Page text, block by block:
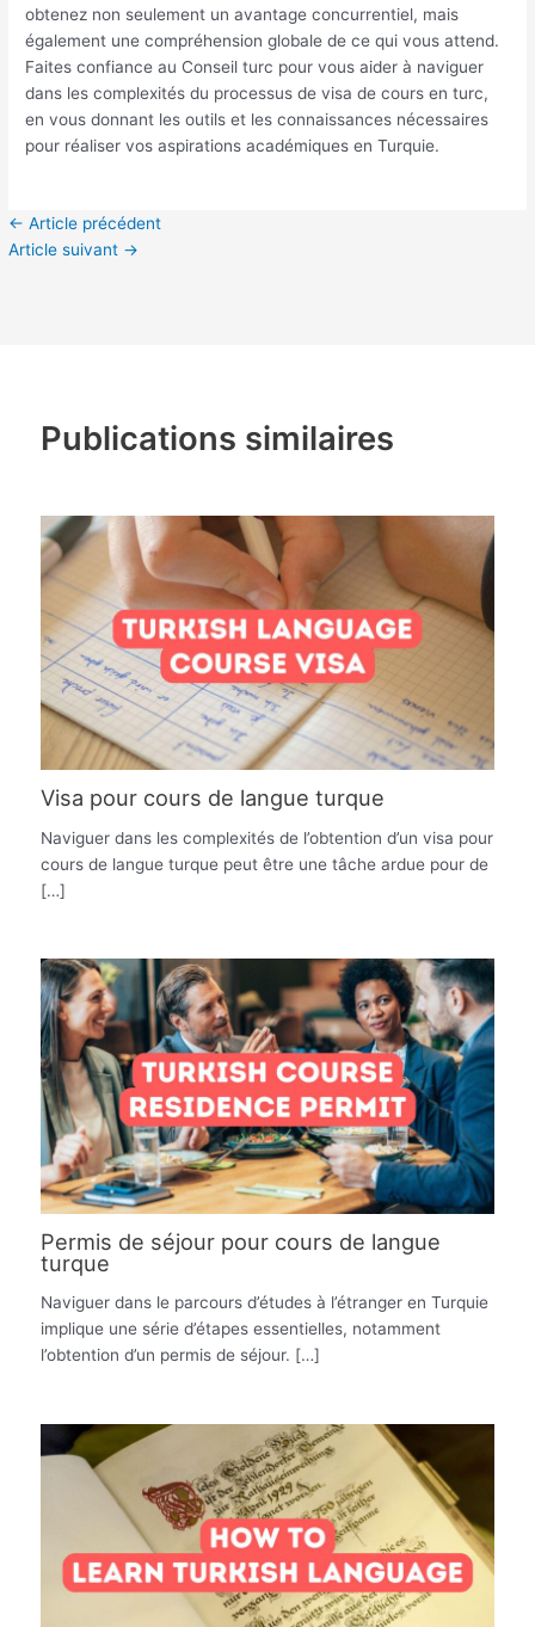
obtenez non seulement un avantage concurrentiel, mais
également une compréhension globale de ce qui vous attend.
Faites confiance au Conseil turc pour vous aider à naviguer
dans les complexités du processus de visa de cours en turc,
en vous donnant les outils et les connaissances nécessaires
pour réaliser vos aspirations académiques en Turquie.
← Article précédent
Article suivant →
Publications similaires
Visa pour cours de langue turque
Naviguer dans les complexités de l’obtention d’un visa pour
cours de langue turque peut être une tâche ardue pour de
[…]
Permis de séjour pour cours de langue
turque
Naviguer dans le parcours d’études à l’étranger en Turquie
implique une série d’étapes essentielles, notamment
l’obtention d’un permis de séjour. […]